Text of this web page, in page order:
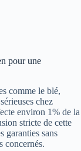
pour une
comme le blé,
chez
environ 1% de la
stricte de cette
garanties sans
concernés.